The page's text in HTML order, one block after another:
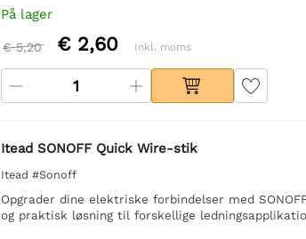
På lager
€ 5,20 € 2,60 Inkl. moms
Itead SONOFF Quick Wire-stik
Itead #Sonoff
Opgrader dine elektriske forbindelser med
og praktisk løsning til forskellige